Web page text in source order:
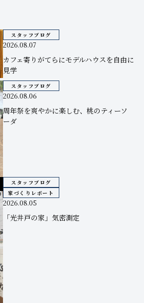
スタッフブログ
2026.08.07
カフェ寄りがてらにモデルハウスを自由に
見学
スタッフブログ
2026.08.06
周年祭を爽やかに楽しむ、桃のティーソ
ーダ
スタッフブログ
家づくりレポート
2026.08.05
「光井戸の家」気密測定